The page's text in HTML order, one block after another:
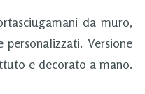
da muro,
Versione
e decorato a mano.